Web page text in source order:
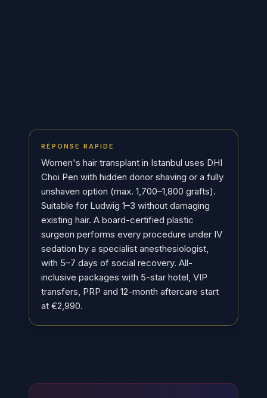
RÉPONSE RAPIDE
Women's hair transplant in Istanbul uses DHI
Choi Pen with hidden donor shaving or a fully
unshaven option (max. 1,700–1,800 grafts).
Suitable for Ludwig 1–3 without damaging
existing hair. A board-certified plastic
surgeon performs every procedure under IV
sedation by a specialist anesthesiologist,
with 5–7 days of social recovery. All-
inclusive packages with 5-star hotel, VIP
transfers, PRP and 12-month aftercare start
at €2,990.